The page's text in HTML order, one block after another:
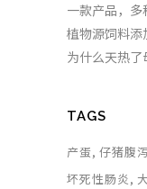
一款产品，多
植物源饲料添
为什么天热了
TAGS
产蛋 仔猪腹泻
坏死性肠炎